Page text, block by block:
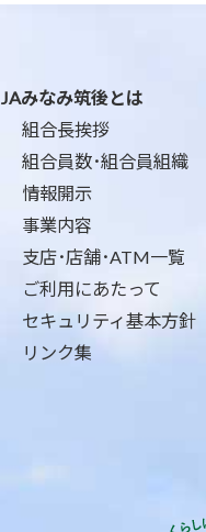
JAみなみ筑後とは
組合長挨拶
組合員数･組合員組織
情報開示
事業内容
支店･店舗･ATM一覧
ご利用にあたって
セキュリティ基本方針
リンク集